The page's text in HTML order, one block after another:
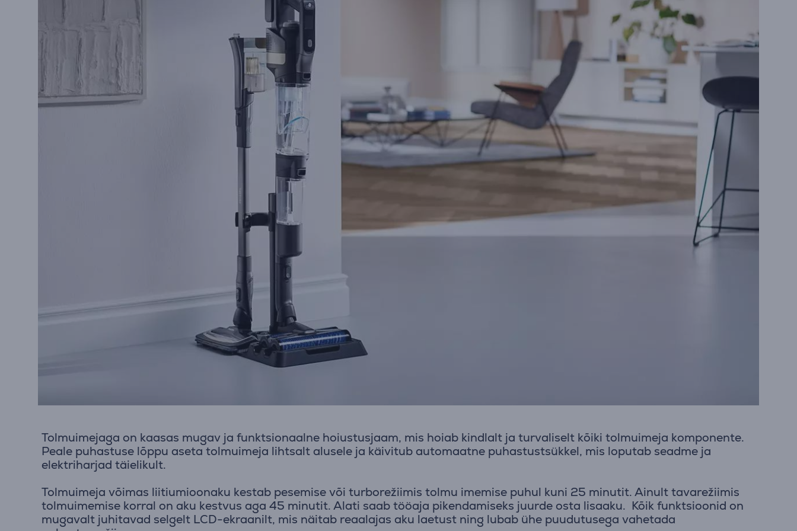
Tolmuimejaga on kaasas mugav ja funktsionaalne hoiustusjaam, mis hoiab kindlalt ja turvaliselt kõiki tolmuimeja komponente.
Peale puhastuse lõppu aseta tolmuimeja lihtsalt alusele ja käivitub automaatne puhastustsükkel, mis loputab seadme ja
elektriharjad täielikult.
Tolmuimeja võimas liitiumioonaku kestab pesemise või turborežiimis tolmu imemise puhul kuni 25 minutit. Ainult tavarežiimis
tolmuimemise korral on aku kestvus aga 45 minutit. Alati saab tööaja pikendamiseks juurde osta lisaaku. Kõik funktsioonid on
mugavalt juhitavad selgelt LCD-ekraanilt, mis näitab reaalajas aku laetust ning lubab ühe puudutusega vahetada